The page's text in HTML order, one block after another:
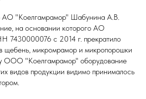
АО "Коелгамрамор" Шабунина А.В.
на основании которого АО
7430000076 с 2014 г. прекратило
щебень, микромрамор и микропорошки
ООО "Коелгамрамор" оборудование
видов продукции видимо принималось